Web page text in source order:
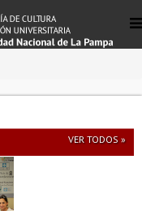
VER TODOS »